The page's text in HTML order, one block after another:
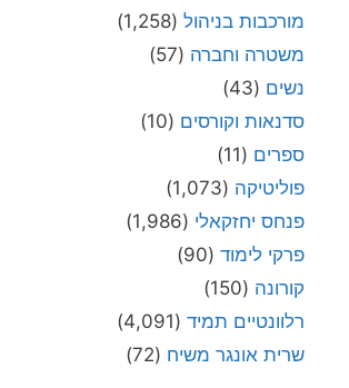
מורכבות בניהול (1,258)
משטרה וחברה (57)
נשים (43)
סדנאות וקורסים (10)
ספרים (11)
פוליטיקה (1,073)
פנחס יחזקאלי (1,986)
פרקי לימוד (90)
קורונה (150)
רלוונטיים תמיד (4,091)
שרית אונגר משיח (72)